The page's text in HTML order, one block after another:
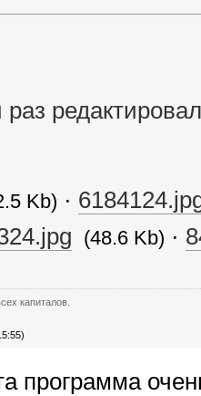
Kb) ·
(48.6 Kb) ·
капиталов.
программа